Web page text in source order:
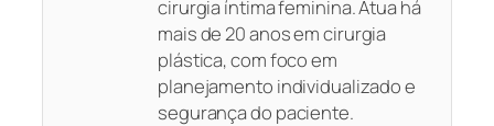
cirurgia íntima feminina. Atua há
mais de 20 anos em cirurgia
plástica, com foco em
planejamento individualizado e
segurança do paciente.